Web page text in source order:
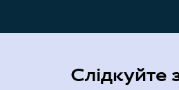
Слідкуйте